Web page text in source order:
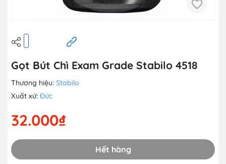
Gọt Bút Chì Exam Grade Stabilo 4518
Thương hiệu: Stabilo
Xuất xứ: Đức
32.000₫
Hết hàng